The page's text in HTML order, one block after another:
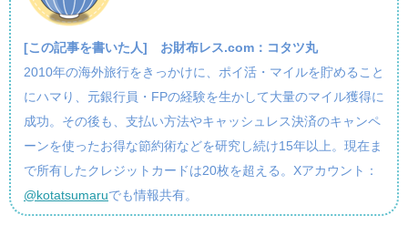
[この記事を書いた人] お財布レス.com：コタツ丸
2010年の海外旅行をきっかけに、ポイ活・マイルを貯めること
にハマり、元銀行員・FPの経験を生かして大量のマイル獲得に
成功。その後も、支払い方法やキャッシュレス決済のキャンペ
ーンを使ったお得な節約術などを研究し続け15年以上。現在ま
で所有したクレジットカードは20枚を超える。Xアカウント：
@kotatsumaruでも情報共有。